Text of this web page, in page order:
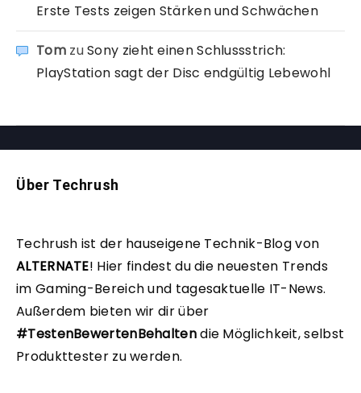
Erste Tests zeigen Stärken und Schwächen
TomzuSony zieht einen Schlussstrich:
PlayStation sagt der Disc endgültig Lebewohl
Über Techrush
Techrush ist der hauseigene Technik-Blog von
ALTERNATE! Hier findest du die neuesten Trends
im Gaming-Bereich und tagesaktuelle IT-News.
Außerdem bieten wir dir über
#TestenBewertenBehaltendie Möglichkeit, selbst
Produkttester zu werden.